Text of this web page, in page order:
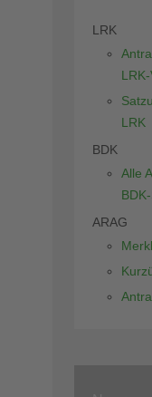
LRK
LRK
BDK
Alle
ARAG